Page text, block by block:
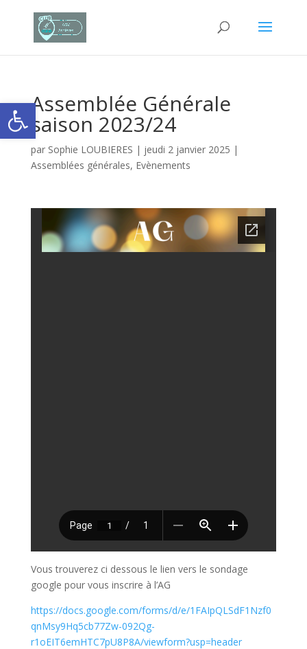
Ouvrir la barre d’outils
Assemblée Générale
saison 2023/24
par Sophie LOUBIERES | jeudi 2 janvier 2025 |
Assemblées générales, Evènements
Vous trouverez ci dessous le lien vers le sondage
google pour vous inscrire à l’AG
https://docs.google.com/forms/d/e/1FAIpQLSdF1Nzf0
qnMsy9Hq5cb77Zw-092Qg-
r1oEIT6emHTC7pU8P8A/viewform?usp=header